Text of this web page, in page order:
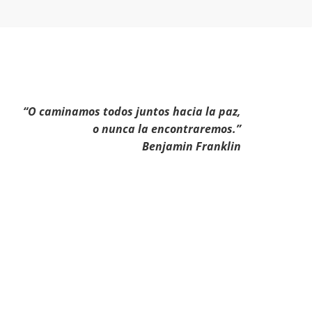
“O caminamos todos juntos hacia la paz,
o nunca la encontraremos.”
Benjamin Franklin